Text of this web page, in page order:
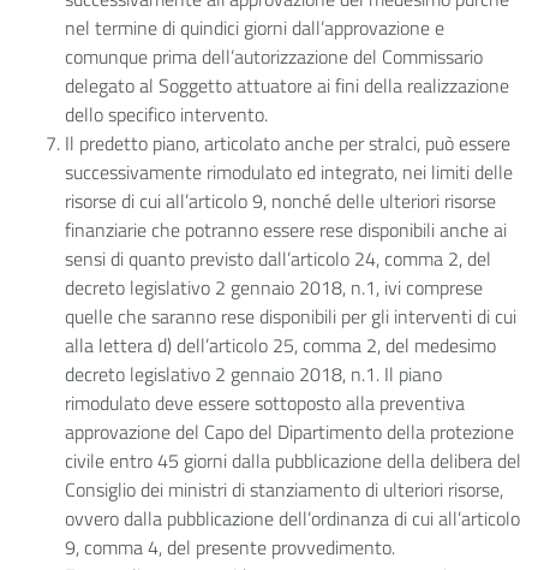
nel termine di quindici giorni dall’approvazione e
comunque prima dell’autorizzazione del Commissario
delegato al Soggetto attuatore ai fini della realizzazione
dello specifico intervento.
Il predetto piano, articolato anche per stralci, può essere
successivamente rimodulato ed integrato, nei limiti delle
risorse di cui all’articolo 9, nonché delle ulteriori risorse
finanziarie che potranno essere rese disponibili anche ai
sensi di quanto previsto dall’articolo 24, comma 2, del
decreto legislativo 2 gennaio 2018, n.1, ivi comprese
quelle che saranno rese disponibili per gli interventi di cui
alla lettera d) dell’articolo 25, comma 2, del medesimo
decreto legislativo 2 gennaio 2018, n.1. Il piano
rimodulato deve essere sottoposto alla preventiva
approvazione del Capo del Dipartimento della protezione
civile entro 45 giorni dalla pubblicazione della delibera del
Consiglio dei ministri di stanziamento di ulteriori risorse,
ovvero dalla pubblicazione dell’ordinanza di cui all’articolo
9, comma 4, del presente provvedimento.